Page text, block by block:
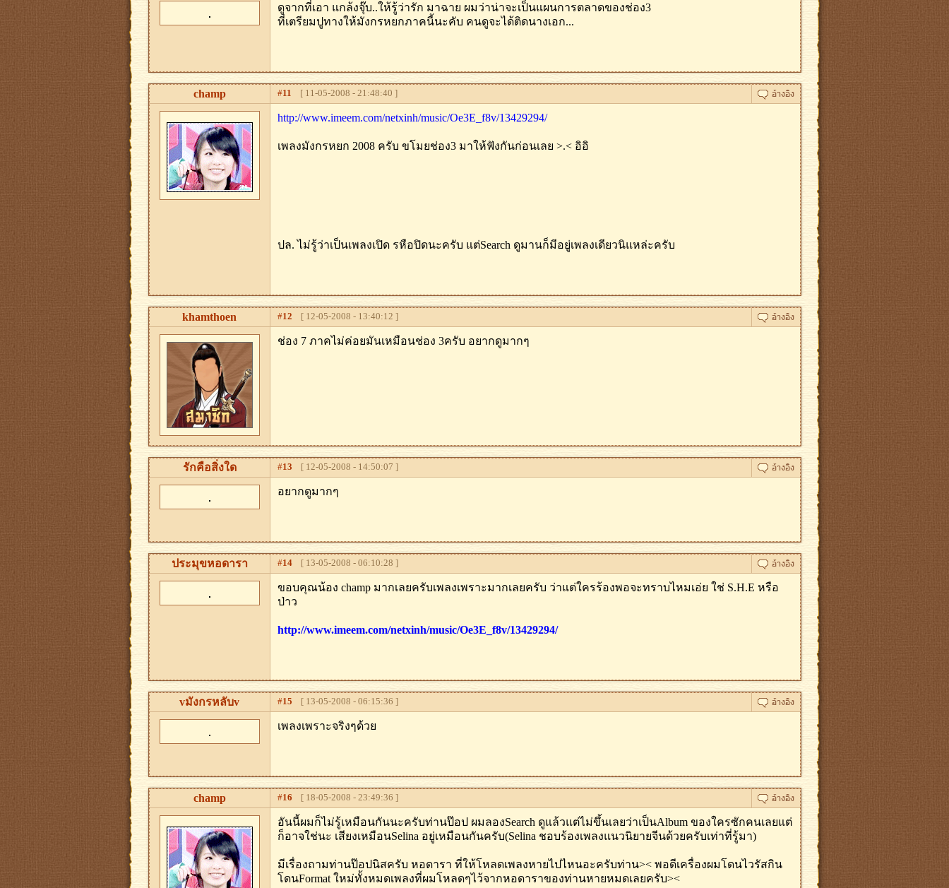
ดูจากที่เอา แกล้งจุ๊บ..ให้รู้ว่ารัก มาฉาย ผมว่าน่าจะเป็นแผนการตลาดของช่อง3
ที่เตรียมปูทางให้มังกรหยกภาคนี้นะคับ คนดูจะได้ติดนางเอก...
champ #11 [ 11-05-2008 - 21:48:40 ]
http://www.imeem.com/netxinh/music/Oe3E_f8v/13429294/
เพลงมังกรหยก 2008 ครับ ขโมยช่อง3 มาให้ฟังกันก่อนเลย >.< อิอิ
ปล. ไม่รู้ว่าเป็นเพลงเปิด รหือปิดนะครับ แต่Search ดูมานก็มีอยู่เพลงเดียวนิแหล่ะครับ
khamthoen #12 [ 12-05-2008 - 13:40:12 ]
ช่อง 7 ภาคไม่ค่อยมันเหมือนช่อง 3ครับ อยากดูมากๆ
รักคือสิ่งใด #13 [ 12-05-2008 - 14:50:07 ]
อยากดูมากๆ
ประมุขหอดารา #14[ 13-05-2008 - 06:10:28 ]
ขอบคุณน้อง champ มากเลยครับเพลงเพราะมากเลยครับ ว่าแต่ใครร้องพอจะทราบไหมเอ่ย ใช่ S.H.E หรือ
ป่าว
http://www.imeem.com/netxinh/music/Oe3E_f8v/13429294/
vมังกรหลับv #15 [ 13-05-2008 - 06:15:36 ]
เพลงเพราะจริงๆด้วย
champ #16 [ 18-05-2008 - 23:49:36 ]
อันนี้ผมก็ไม่รู้เหมือนกันนะครับท่านป๊อป ผมลองSearch ดูแล้วแต่ไม่ขึ้นเลยว่าเป็นAlbum ของใครซักคนเลยแต่
ก็อาจใช่นะ เสียงเหมือนSelina อยู่เหมือนกันครับ(Selina ชอบร้องเพลงแนวนิยายจีนด้วยครับเท่าที่รู้มา)
มีเรื่องถามท่านป๊อปนิสครับ หอดารา ที่ให้โหลดเพลงหายไปไหนอะครับท่าน>< พอดีเครื่องผมโดนไวรัสกิน
โดนFormat ใหม่ทั้งหมดเพลงที่ผมโหลดๆไว้จากหอดาราของท่านหายหมดเลยครับ><